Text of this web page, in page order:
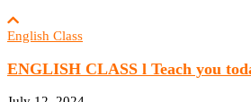
English Class
ENGLISH CLASS l Teach you